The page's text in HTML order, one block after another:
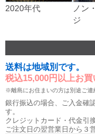
2020年代
ノン
ジ
送料は地域別です。
税込15,000円以上お
※離島にお住まいの方は別途ご連
銀行振込の場合、ご入金確
す。
クレジットカード・代金引
ご注文日の翌営業日から３